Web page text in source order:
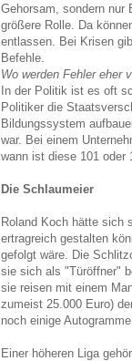
Gehorsam, sondern nur
größere Rolle. Da
entlassen. Bei Krisen
Befehle.
Wo werden Fehler eher
In der Politik ist es oft
Politiker die
Bildungssystem
war. Bei einem
wann ist diese 101 oder
Die Schlaumeier
Roland Koch hätte sich
ertragreich gestalten
gefolgt wäre. Die
sie sich als "Türöffner"
sie reisen mit einem
zumeist 25.000 Euro)
noch einige
Einer höheren Liga